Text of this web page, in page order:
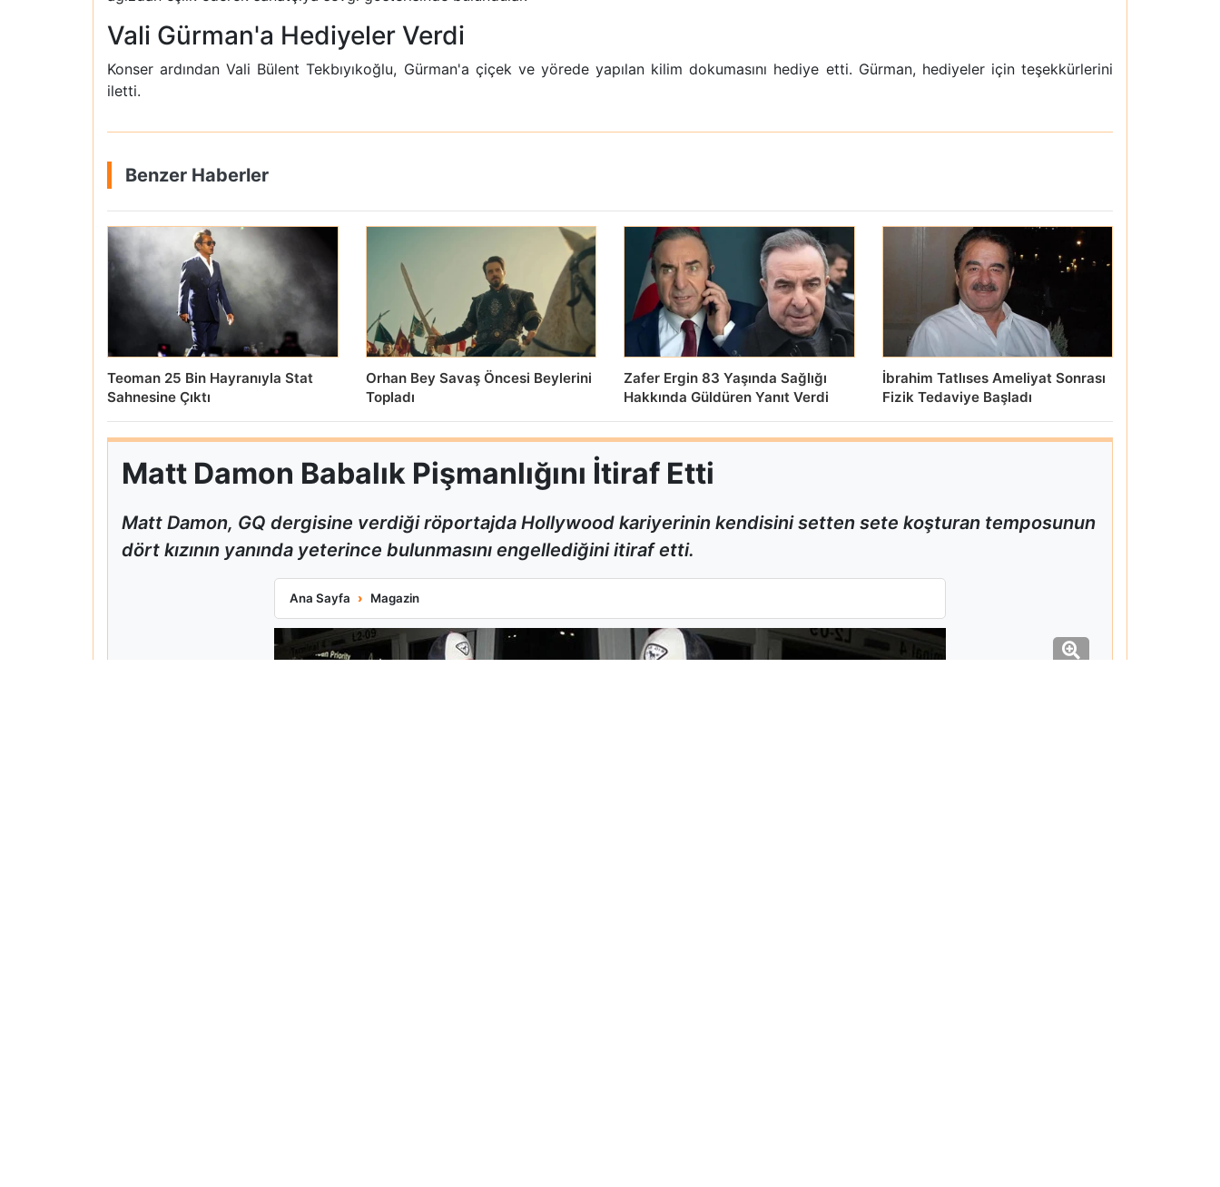
Vali Gürman'a Hediyeler Verdi
Konser ardından Vali Bülent Tekbıyıkoğlu, Gürman'a çiçek ve yörede yapılan kilim dokumasını hediye etti. Gürman, hediyeler için teşekkürlerini
iletti.
Benzer Haberler
Teoman 25 Bin Hayranıyla Stat
Sahnesine Çıktı
Orhan Bey Savaş Öncesi Beylerini
Topladı
Zafer Ergin 83 Yaşında Sağlığı
Hakkında Güldüren Yanıt Verdi
İbrahim Tatlıses Ameliyat Sonrası
Fizik Tedaviye Başladı
Matt Damon Babalık Pişmanlığını İtiraf Etti
Matt Damon, GQ dergisine verdiği röportajda Hollywood kariyerinin kendisini setten sete koşturan temposunun
dört kızının yanında yeterince bulunmasını engellediğini itiraf etti.
Ana Sayfa Magazin
Matt Damon Babalık Pişmanlığını İtiraf Etti